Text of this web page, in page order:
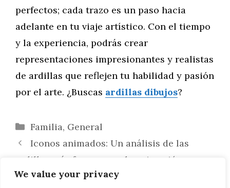
We value your privacy
perfectos; cada trazo es un paso hacia
adelante en tu viaje artístico. Con el tiempo
y la experiencia, podrás crear
representaciones impresionantes y realistas
de ardillas que reflejen tu habilidad y pasión
por el arte. ¿Buscas ardillas dibujos?
Categorías
Familia, General
Iconos animados: Un análisis de las
ardillas más famosas en la animación y su
impacto cultural